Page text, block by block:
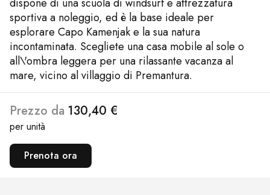
sportiva a noleggio, ed è la base ideale per
esplorare Capo Kamenjak e la sua natura
incontaminata. Scegliete una casa mobile al sole o
all\'ombra leggera per una rilassante vacanza al
mare, vicino al villaggio di Premantura.
Prezzo da 130,40 €
per unità
Prenota ora